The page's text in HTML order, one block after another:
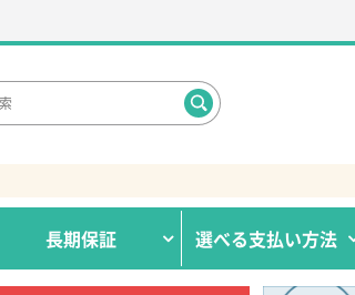
長期保証 選べる支払い方法